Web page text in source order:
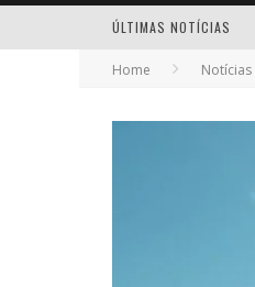
ÚLTIMAS NOTÍCIAS
Home Notícias